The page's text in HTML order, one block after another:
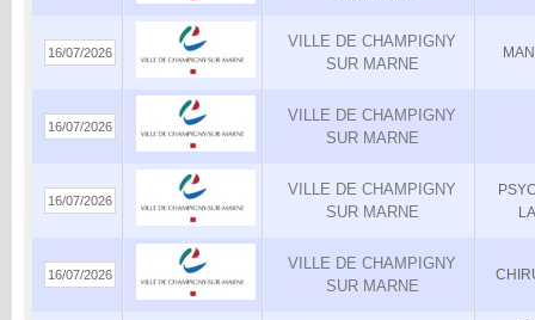
16/07/2026
VILLE DE CHAMPIGNY
SUR MARNE
16/07/2026
VILLE DE CHAMPIGNY
SUR MARNE
16/07/2026
VILLE DE CHAMPIGNY
SUR MARNE
16/07/2026
VILLE DE CHAMPIGNY
SUR MARNE